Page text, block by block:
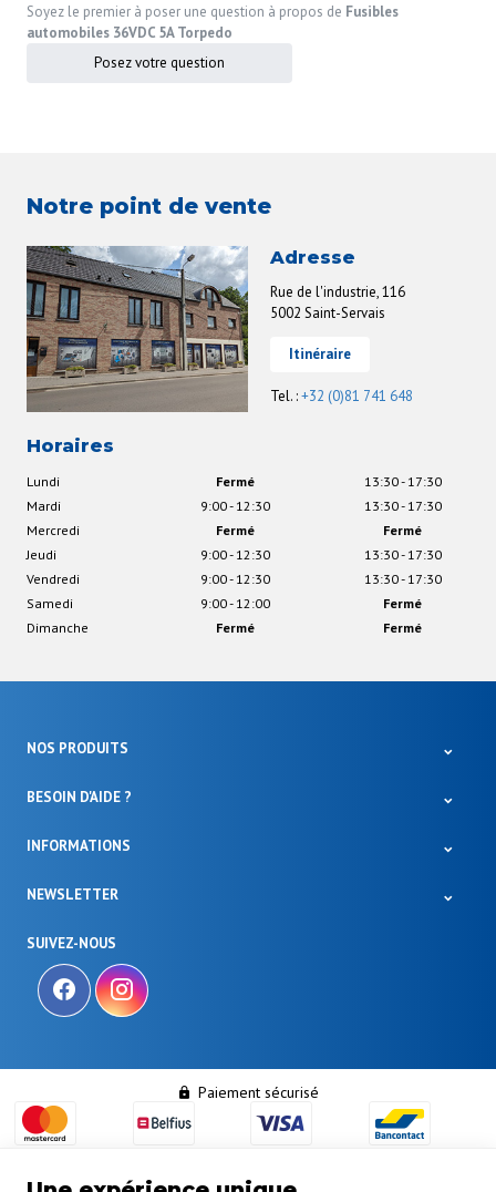
Soyez le premier à poser une question à propos de Fusibles
automobiles 36VDC 5A Torpedo
Posez votre question
Notre point de vente
Adresse
Rue de l'industrie, 116
5002 Saint-Servais
Itinéraire
Tel. :+32 (0)81 741 648
Horaires
Lundi Fermé
13:30 - 17:30
Mardi
9:00 - 12:30
13:30 - 17:30
Mercredi
Fermé
Fermé
Jeudi
9:00 - 12:30
13:30 - 17:30
Vendredi
9:00 - 12:30
13:30 - 17:30
Samedi
9:00 - 12:00
Fermé
Dimanche
Fermé Fermé
NOS PRODUITS
BESOIN D'AIDE ?
INFORMATIONS
SUIVEZ-NOUS
NEWSLETTER
Paiement sécurisé